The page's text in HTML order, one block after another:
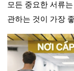
모든 중요한 서류
관하는 것이 가장